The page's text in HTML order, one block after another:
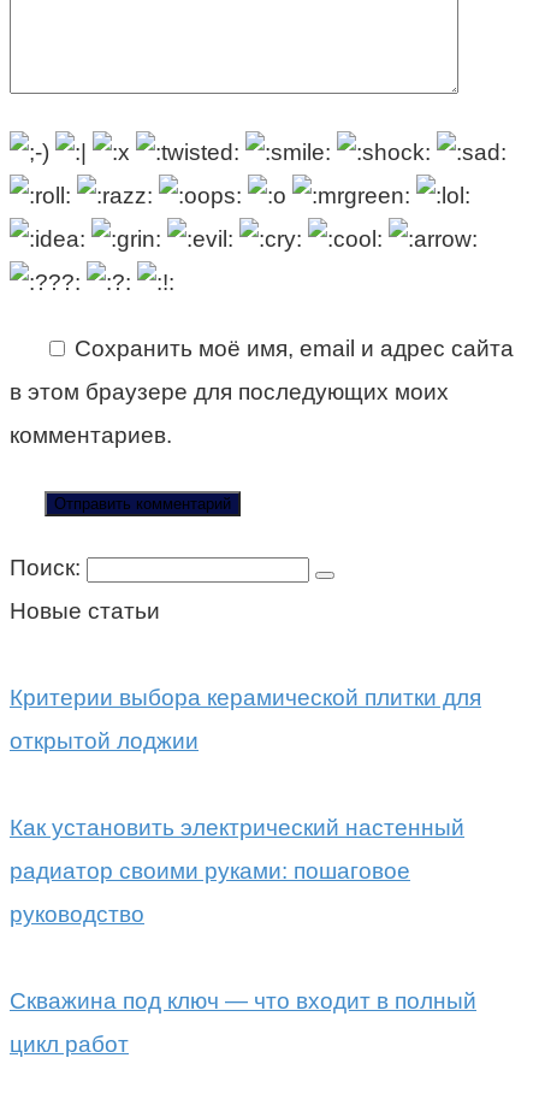
Сохранить моё имя, email и адрес сайта
в этом браузере для последующих моих
комментариев.
Поиск:
Новые статьи
Критерии выбора керамической плитки для
открытой лоджии
Как установить электрический настенный
радиатор своими руками: пошаговое
руководство
Скважина под ключ — что входит в полный
цикл работ